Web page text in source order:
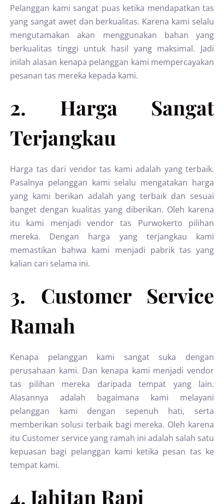
Pelanggan kami sangat puas ketika mendapatkan tas
yang sangat awet dan berkualitas. Karena kami selalu
mengutamakan akan menggunakan bahan yang
berkualitas tinggi untuk hasil yang maksimal. Jadi
inilah alasan kenapa pelanggan kami mempercayakan
pesanan tas mereka kepada kami.
2. Harga Sangat
Terjangkau
Harga tas dari vendor tas kami adalah yang terbaik.
Pasalnya pelanggan kami selalu mengatakan harga
yang kami berikan adalah yang terbaik dan sesuai
banget dengan kualitas yang diberikan. Oleh karena
itu kami menjadi vendor tas Purwokerto pilihan
mereka. Dengan harga yang terjangkau kami
memastikan bahwa kami menjadi pabrik tas yang
kalian cari selama ini.
3. Customer Service
Ramah
Kenapa pelanggan kami sangat suka dengan
perusahaan kami. Dan kenapa kami menjadi vendor
tas pilihan mereka daripada tempat yang lain.
Alasannya adalah bagaimana kami melayani
pelanggan kami dengan sepenuh hati, serta
memberikan solusi terbaik bagi mereka. Oleh karena
itu Customer service yang ramah ini adalah salah satu
kepuasan bagi pelanggan kami ketika pesan tas ke
tempat kami.
4. Jahitan Rapi